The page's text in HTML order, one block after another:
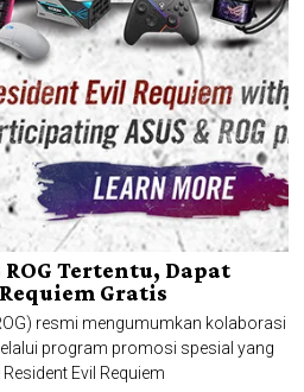
ROG Tertentu, Dapat
Gratis
resmi mengumumkan kolaborasi
program promosi spesial yang
Evil Requiem